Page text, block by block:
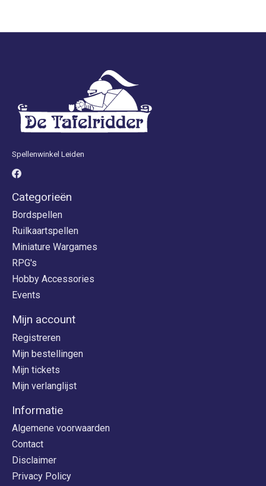
Spellenwinkel Leiden
Categorieën
Bordspellen
Ruilkaartspellen
Miniature Wargames
RPG's
Hobby Accessories
Events
Mijn account
Registreren
Mijn bestellingen
Mijn tickets
Mijn verlanglijst
Informatie
Algemene voorwaarden
Contact
Disclaimer
Privacy Policy